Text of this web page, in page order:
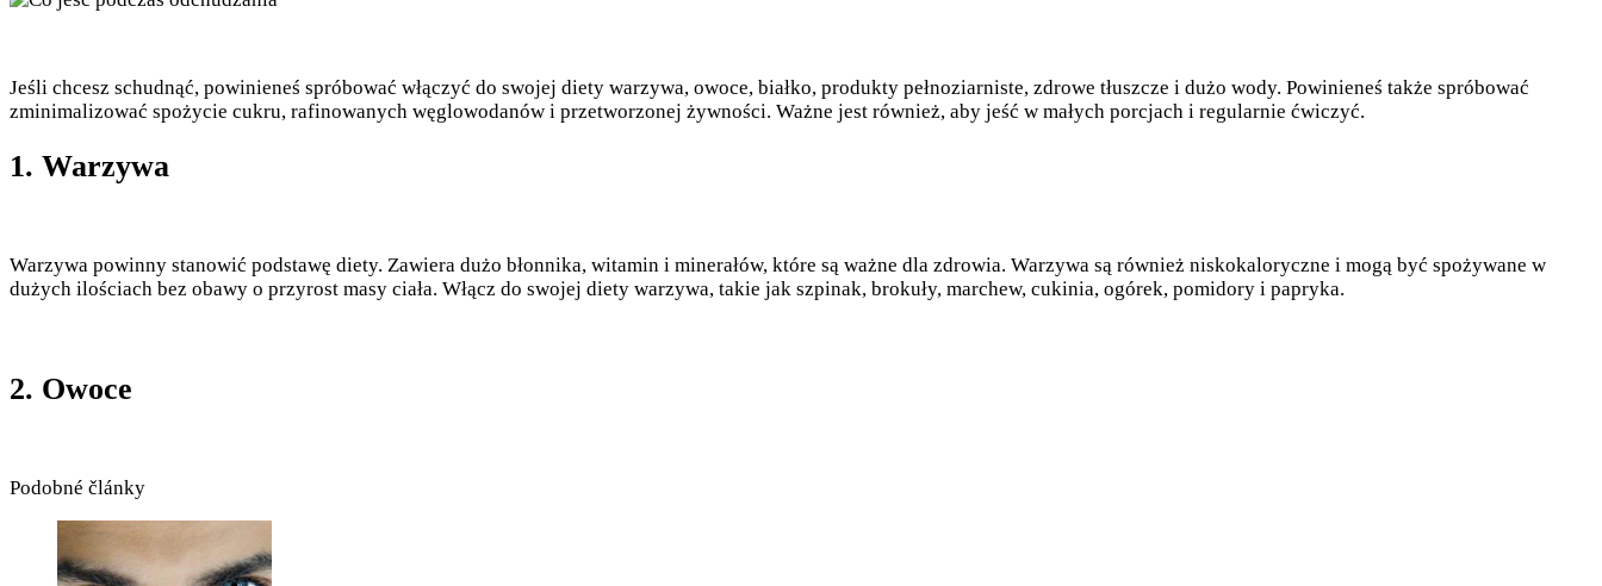
Jeśli chcesz schudnąć, powinieneś spróbować włączyć do swojej diety warzywa, owoce, białko, produkty pełnoziarniste, zdrowe tłuszcze i dużo wody. Powinieneś także spróbować
zminimalizować spożycie cukru, rafinowanych węglowodanów i przetworzonej żywności. Ważne jest również, aby jeść w małych porcjach i regularnie ćwiczyć.
1. Warzywa
Warzywa powinny stanowić podstawę diety. Zawiera dużo błonnika, witamin i minerałów, które są ważne dla zdrowia. Warzywa są również niskokaloryczne i mogą być spożywane w
dużych ilościach bez obawy o przyrost masy ciała. Włącz do swojej diety warzywa, takie jak szpinak, brokuły, marchew, cukinia, ogórek, pomidory i papryka.
2. Owoce
Podobné články